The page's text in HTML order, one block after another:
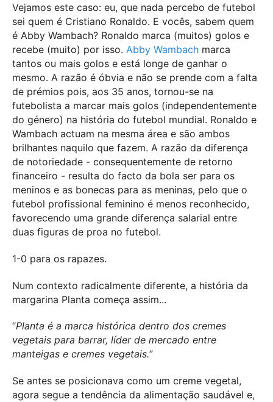
Vejamos este caso: eu, que nada percebo de futebol
sei quem é Cristiano Ronaldo. E vocês, sabem quem
é Abby Wambach? Ronaldo marca (muitos) golos e
recebe (muito) por isso. Abby Wambach marca
tantos ou mais golos e está longe de ganhar o
mesmo. A razão é óbvia e não se prende com a falta
de prémios pois, aos 35 anos, tornou-se na
futebolista a marcar mais golos (independentemente
do género) na história do futebol mundial. Ronaldo e
Wambach actuam na mesma área e são ambos
brilhantes naquilo que fazem. A razão da diferença
de notoriedade - consequentemente de retorno
financeiro - resulta do facto da bola ser para os
meninos e as bonecas para as meninas, pelo que o
futebol profissional feminino é menos reconhecido,
favorecendo uma grande diferença salarial entre
duas figuras de proa no futebol.
1-0 para os rapazes.
Num contexto radicalmente diferente, a história da
margarina Planta começa assim...
“Planta é a marca histórica dentro dos cremes
vegetais para barrar, líder de mercado entre
manteigas e cremes vegetais.”
Se antes se posicionava como um creme vegetal,
agora segue a tendência da alimentação saudável e,